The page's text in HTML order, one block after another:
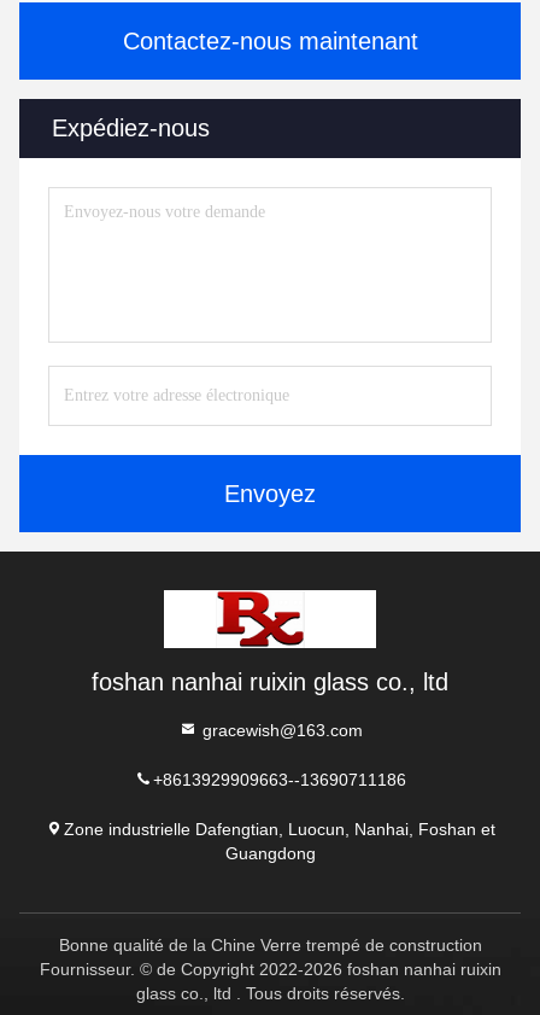
Contactez-nous maintenant
Expédiez-nous
Envoyez
foshan nanhai ruixin glass co., ltd
gracewish@163.com
+8613929909663--13690711186
Zone industrielle Dafengtian, Luocun, Nanhai, Foshan et
Guangdong
Bonne qualité de la Chine Verre trempé de construction
Fournisseur. © de Copyright 2022-2026 foshan nanhai ruixin
glass co., ltd . Tous droits réservés.